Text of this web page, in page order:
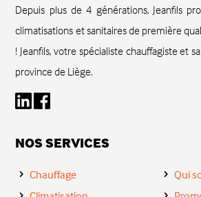
Depuis plus de 4 générations, Jeanfils
climatisations et sanitaires de première
! Jeanfils, votre spécialiste chauffagiste et
province de Liège.
NOS SERVICES
Chauffage
Qui